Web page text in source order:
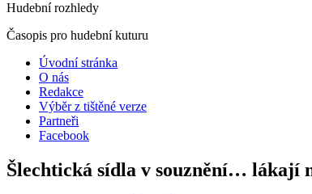
Hudební rozhledy
Časopis pro hudební kuturu
Úvodní stránka
O nás
Redakce
Výběr z tištěné verze
Partneři
Facebook
Šlechtická sídla v souznění… lákají